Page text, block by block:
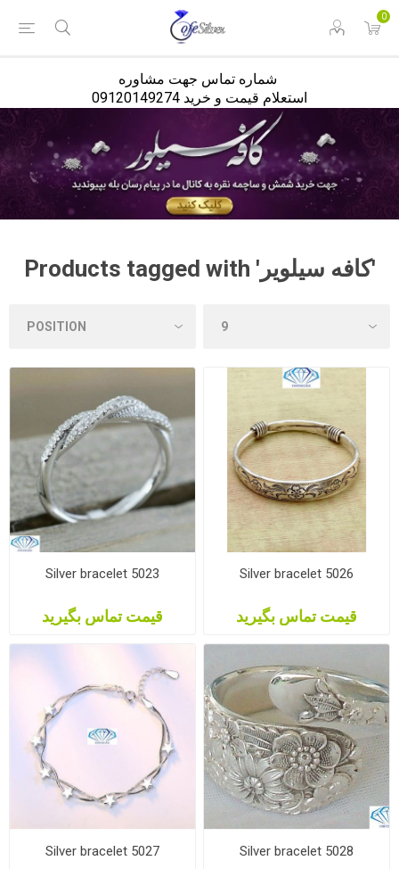
0
استعلام قیمت و خرید 09120149274
Products tagged with 'کافه سیلویر'
Silver bracelet 5023
قیمت تماس بگیرید
Silver bracelet 5026
قیمت تماس بگیرید
Silver bracelet 5027 Silver bracelet 5028